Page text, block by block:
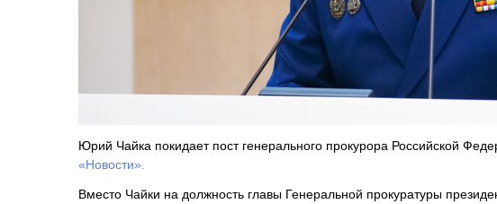
Юрий Чайка покидает пост генерального прокурора Российской
«Новости».
Вместо Чайки на должность главы Генеральной прокуратуры